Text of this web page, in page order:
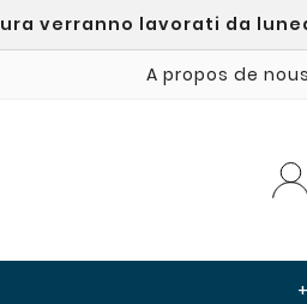
verranno lavorati da
A propos de nous